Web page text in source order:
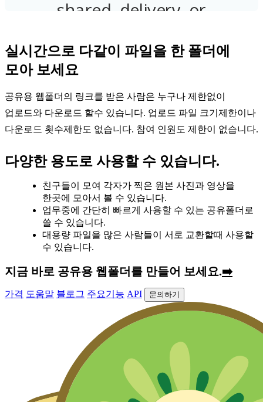
실시간으로 다같이 파일을 한 폴더에
모아 보세요
공유용 웹폴더의 링크를 받은 사람은 누구나 제한없이
업로드와 다운로드 할수 있습니다. 업로드 파일 크기제한이나
다운로드 횟수제한도 없습니다. 참여 인원도 제한이 없습니다.
다양한 용도로 사용할 수 있습니다.
친구들이 모여 각자가 찍은 원본 사진과 영상을
한곳에 모아서 볼 수 있습니다.
업무중에 간단히 빠르게 사용할 수 있는 공유폴더로
쓸 수 있습니다.
대용량 파일을 많은 사람들이 서로 교환할때 사용할
수 있습니다.
지금 바로 공유용 웹폴더를 만들어 보세요.➡️
가격 도움말 블로그 주요기능 API 문의하기